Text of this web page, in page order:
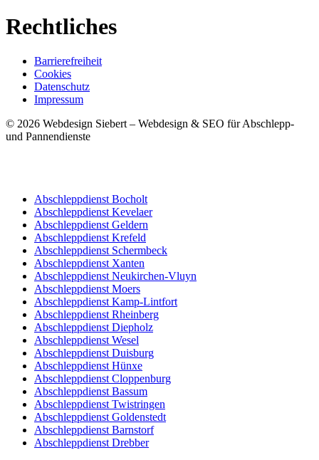
Rechtliches
Barrierefreiheit
Cookies
Datenschutz
Impressum
© 2026 Webdesign Siebert – Webdesign & SEO für Abschlepp-
und Pannendienste
Abschleppdienst Bocholt
Abschleppdienst Kevelaer
Abschleppdienst Geldern
Abschleppdienst Krefeld
Abschleppdienst Schermbeck
Abschleppdienst Xanten
Abschleppdienst Neukirchen-Vluyn
Abschleppdienst Moers
Abschleppdienst Kamp-Lintfort
Abschleppdienst Rheinberg
Abschleppdienst Diepholz
Abschleppdienst Wesel
Abschleppdienst Duisburg
Abschleppdienst Hünxe
Abschleppdienst Cloppenburg
Abschleppdienst Bassum
Abschleppdienst Twistringen
Abschleppdienst Goldenstedt
Abschleppdienst Barnstorf
Abschleppdienst Drebber